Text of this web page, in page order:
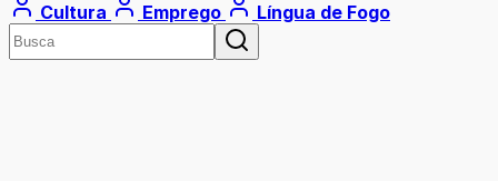
Cultura
Emprego Língua de Fogo